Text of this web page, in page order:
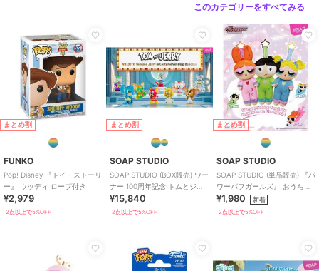
このカテゴリーをすべてみる
まとめ割
FUNKO
Pop! Disney 『トイ・ストーリ
ー』 ウッディ ロープ付き
¥2,979
2点以上で5%OFF
まとめ割
SOAP STUDIO
SOAP STUDIO (BOX販売) ワー
ナー 100周年記念 トムとジェ
リー コスプレフィギュア
¥15,840
2点以上で5%OFF
まとめ割
SOAP STUDIO
SOAP STUDIO (単品販売) 『パ
ワーパフガールズ』 おうちほ
っこり ぬいぐるみ ブラインド
¥1,980 新着
2点以上で5%OFF